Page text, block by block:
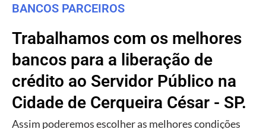
BANCOS PARCEIROS
Trabalhamos com os melhores
bancos para a liberação de
crédito ao Servidor Público na
Cidade de Cerqueira César - SP.
Assim poderemos escolher as melhores condições